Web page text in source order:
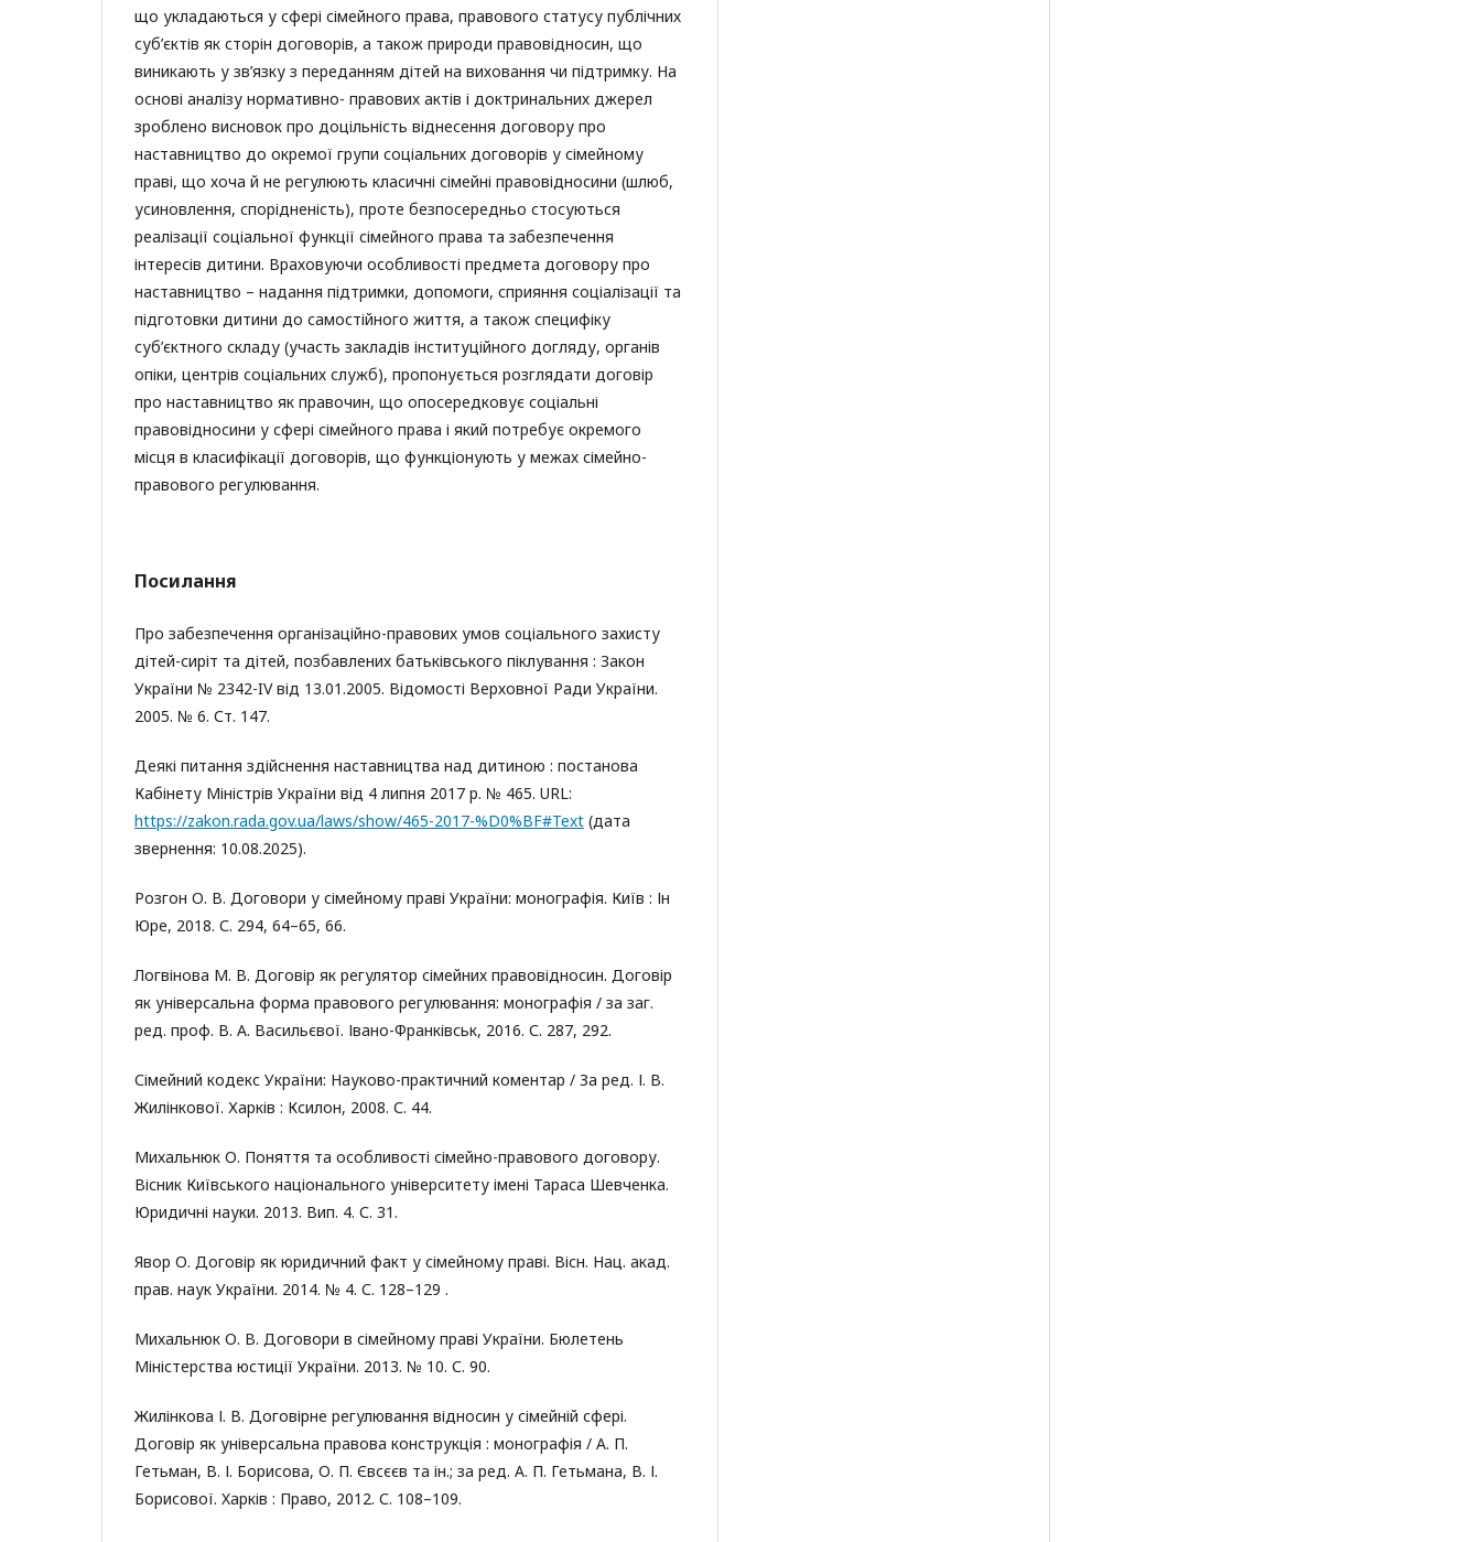
що укладаються у сфері сімейного права, правового статусу публічних
суб’єктів як сторін договорів, а також природи правовідносин, що
виникають у зв’язку з переданням дітей на виховання чи підтримку. На
основі аналізу нормативно- правових актів і доктринальних джерел
зроблено висновок про доцільність віднесення договору про
наставництво до окремої групи соціальних договорів у сімейному
праві, що хоча й не регулюють класичні сімейні правовідносини (шлюб,
усиновлення, спорідненість), проте безпосередньо стосуються
реалізації соціальної функції сімейного права та забезпечення
інтересів дитини. Враховуючи особливості предмета договору про
наставництво – надання підтримки, допомоги, сприяння соціалізації та
підготовки дитини до самостійного життя, а також специфіку
суб’єктного складу (участь закладів інституційного догляду, органів
опіки, центрів соціальних служб), пропонується розглядати договір
про наставництво як правочин, що опосередковує соціальні
правовідносини у сфері сімейного права і який потребує окремого
місця в класифікації договорів, що функціонують у межах сімейно-
правового регулювання.
Посилання
Про забезпечення організаційно-правових умов соціального захисту
дітей-сиріт та дітей, позбавлених батьківського піклування : Закон
України № 2342-IV від 13.01.2005. Відомості Верховної Ради України.
2005. № 6. Ст. 147.
Деякі питання здійснення наставництва над дитиною : постанова
Кабінету Міністрів України від 4 липня 2017 р. № 465. URL:
https://zakon.rada.gov.ua/laws/show/465-2017-%D0%BF#Text (дата
звернення: 10.08.2025).
Розгон О. В. Договори у сімейному праві України: монографія. Київ : Ін
Юре, 2018. С. 294, 64–65, 66.
Логвінова М. В. Договір як регулятор сімейних правовідносин. Договір
як універсальна форма правового регулювання: монографія / за заг.
ред. проф. В. А. Васильєвої. Івано-Франківськ, 2016. С. 287, 292.
Сімейний кодекс України: Науково-практичний коментар / За ред. І. В.
Жилінкової. Харків : Ксилон, 2008. С. 44.
Михальнюк О. Поняття та особливості сімейно-правового договору.
Вісник Київського національного університету імені Тараса Шевченка.
Юридичні науки. 2013. Вип. 4. С. 31.
Явор О. Договір як юридичний факт у сімейному праві. Вісн. Нац. акад.
прав. наук України. 2014. № 4. С. 128–129 .
Михальнюк О. В. Договори в сімейному праві України. Бюлетень
Міністерства юстиції України. 2013. № 10. С. 90.
Жилінкова І. В. Договірне регулювання відносин у сімейній сфері.
Договір як універсальна правова конструкція : монографія / А. П.
Гетьман, В. І. Борисова, О. П. Євсєєв та ін.; за ред. А. П. Гетьмана, В. І.
Борисової. Xарків : Право, 2012. С. 108–109.